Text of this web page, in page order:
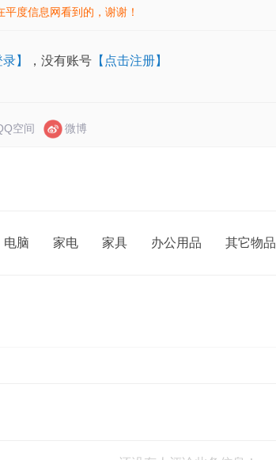
度信息网看到的，谢谢！
录】 ，没有账号 【点击注册】
空间 微博
电脑 家电 家具 办公用品 其它物品